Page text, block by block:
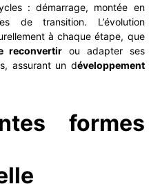
: démarrage, montée en
de transition. L’évolution
à chaque étape, que
reconvertir ou adapter ses
assurant un développement
formes